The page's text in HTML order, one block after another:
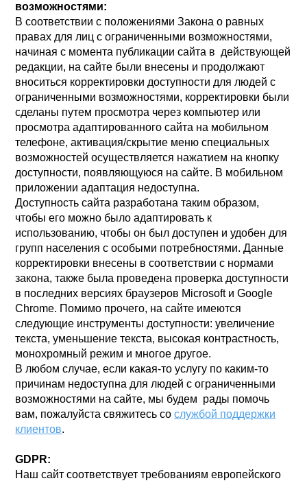
возможностями:
В соответствии с положениями Закона о равных
правах для лиц с ограниченными возможностями,
начиная с момента публикации сайта в действующей
редакции, на сайте были внесены и продолжают
вноситься корректировки доступности для людей с
ограниченными возможностями, корректировки были
сделаны путем просмотра через компьютер или
просмотра адаптированного сайта на мобильном
телефоне, активация/скрытие меню специальных
возможностей осуществляется нажатием на кнопку
доступности, появляющуюся на сайте. В мобильном
приложении адаптация недоступна.
Доступность сайта разработана таким образом,
чтобы его можно было адаптировать к
использованию, чтобы он был доступен и удобен для
групп населения с особыми потребностями. Данные
корректировки внесены в соответствии с нормами
закона, также была проведена проверка доступности
в последних версиях браузеров Microsoft и Google
Chrome. Помимо прочего, на сайте имеются
следующие инструменты доступности: увеличение
текста, уменьшение текста, высокая контрастность,
монохромный режим и многое другое.
В любом случае, если какая-то услугу по каким-то
причинам недоступна для людей с ограниченными
возможностями на сайте, мы будем рады помочь
вам, пожалуйста свяжитесь сослужбой поддержки
клиентов.
GDPR:
Наш сайт соответствует требованиям европейского